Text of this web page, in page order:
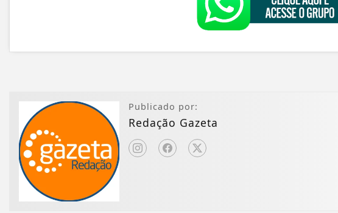
Publicado por:
Redação Gazeta